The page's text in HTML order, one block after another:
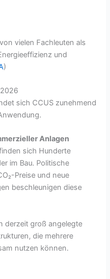
vielen Fachleuten als
und
)
sich CCUS zunehmend
Anlagen
sich Hunderte
im Bau. Politische
Preise und neue
beschleunigen diese
derzeit groß angelegte
die mehrere
nutzen können.